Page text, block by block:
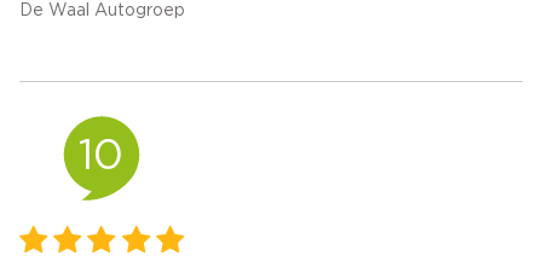
De Waal Autogroep
10